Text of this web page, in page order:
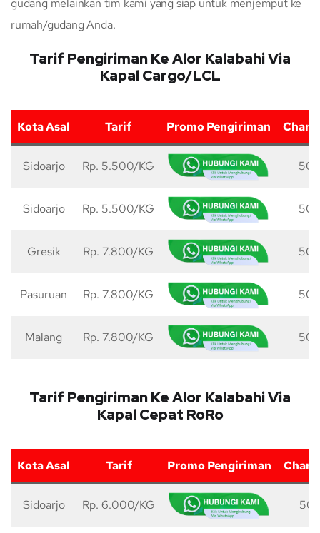
gudang melainkan tim kami yang siap untuk menjemput ke
rumah/gudang Anda.
Tarif Pengiriman Ke Alor Kalabahi Via
Kapal Cargo/LCL
Kota Asal Tarif Promo Pengiriman
Sidoarjo Rp. 5.500/KG 50
Sidoarjo Rp. 5.500/KG 50
Gresik Rp. 7.800/KG 50
Pasuruan Rp. 7.800/KG 50
Malang Rp. 7.800/KG 50
Tarif Pengiriman Ke Alor Kalabahi Via
Kapal Cepat RoRo
Kota Asal Tarif Promo Pengiriman
Sidoarjo Rp. 6.000/KG 50